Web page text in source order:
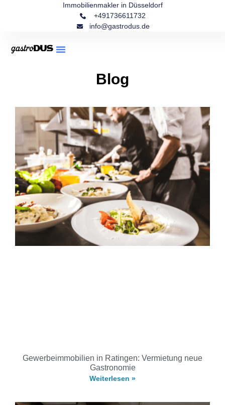
Immobilienmakler in Düsseldorf
info@gastrodus.de
+491736611732
Blog
Gewerbeimmobilien in Ratingen: Vermietung neue
Gastronomie
Weiterlesen »